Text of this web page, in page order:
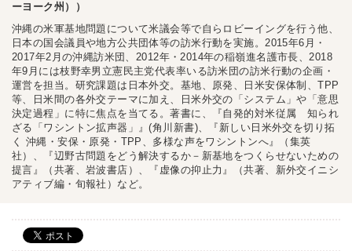
ーヨーク州））
沖縄の米軍基地問題について米議会等で自らロビーイングを行う他、
日本の国会議員や地方公共団体等の訪米行動を実施。2015年6月・
2017年2月の沖縄訪米団、2012年・2014年の稲嶺進名護市長、2018
年9月には枝野幸男立憲民主党代表率いる訪米団の訪米行動の企画・
運営を担当。研究課題は日本外交。基地、原発、日米安保体制、TPP
等、日米間の各外交テーマに加え、日米外交の「システム」や「意思
決定過程」に特に焦点を当てる。著書に、『自発的対米従属 知られ
ざる「ワシントン拡声器」』(角川新書)、『新しい日米外交を切り拓
く 沖縄・安保・原発・TPP、多様な声をワシントンへ』（集英
社）、『辺野古問題をどう解決するか－新基地をつくらせないための
提言』（共著、岩波書店）、『虚像の抑止力』（共著、新外交イニシ
アティブ編・旬報社）など。